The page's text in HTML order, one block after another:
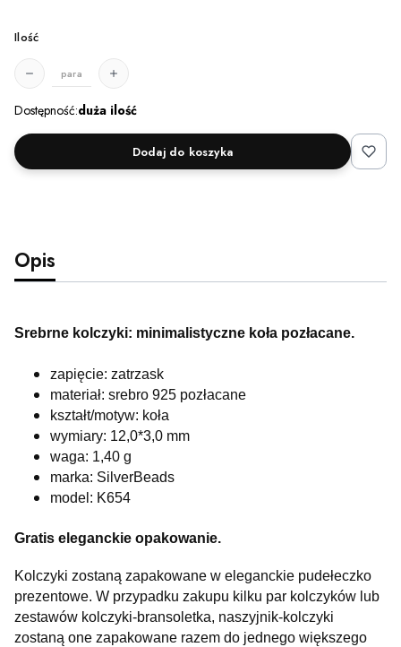
Ilość
para
Dostępność:duża ilość
Dodaj do koszyka
Opis
Srebrne kolczyki: minimalistyczne koła pozłacane.
zapięcie: zatrzask
materiał: srebro 925 pozłacane
kształt/motyw: koła
wymiary: 12,0*3,0 mm
waga: 1,40 g
marka: SilverBeads
model: K654
Gratis eleganckie opakowanie.
Kolczyki zostaną zapakowane w eleganckie pudełeczko
prezentowe. W przypadku zakupu kilku par kolczyków lub
zestawów kolczyki-bransoletka, naszyjnik-kolczyki
zostaną one zapakowane razem do jednego większego